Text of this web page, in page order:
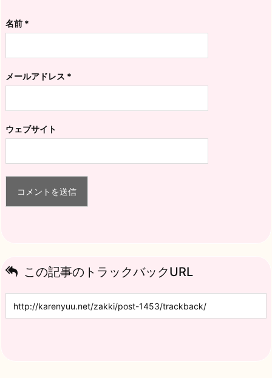
名前 *
メールアドレス *
ウェブサイト
この記事のトラックバックURL